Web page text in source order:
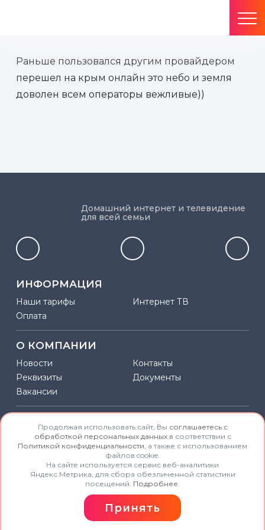
Раньше пользовался другим провайдером
перешел на крым онлайн это небо и земля
доволен всем операторы вежливые))
Домашний интернет и телевидение
для всей семьи
ИНФОРМАЦИЯ
Наши тарифы
Интернет ТВ
Оплата
О КОМПАНИИ
Новости
Контакты
Реквизиты
Документы
Вакансии
Центр обслуживания абонентов:
+7 918 018 55 22
* Стоимость звонков согласно тарифов
admin@krimonline.net
Продолжая использовать сайт, Вы соглашаетесь с
обработкой персональных данныхв соответствии с
Политикой конфиденциальности, а также с использованием
файлов cookie.
На сайте используется сервис веб-аналитики
Яндекс.Метрика, для сбора обезличенной статистики
посещений. Подробнее.
Принять